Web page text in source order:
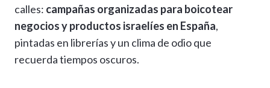
calles: campañas organizadas para boicotear
negocios y productos israelíes en España,
pintadas en librerías y un clima de odio que
recuerda tiempos oscuros.